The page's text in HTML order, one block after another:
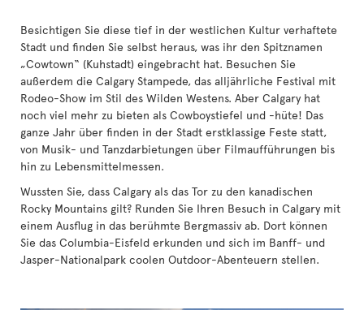
Besichtigen Sie diese tief in der westlichen Kultur verhaftete
Stadt und finden Sie selbst heraus, was ihr den Spitznamen
„Cowtown“ (Kuhstadt) eingebracht hat. Besuchen Sie
außerdem die Calgary Stampede, das alljährliche Festival mit
Rodeo-Show im Stil des Wilden Westens. Aber Calgary hat
noch viel mehr zu bieten als Cowboystiefel und -hüte! Das
ganze Jahr über finden in der Stadt erstklassige Feste statt,
von Musik- und Tanzdarbietungen über Filmaufführungen bis
hin zu Lebensmittelmessen.
Wussten Sie, dass Calgary als das Tor zu den kanadischen
Rocky Mountains gilt? Runden Sie Ihren Besuch in Calgary mit
einem Ausflug in das berühmte Bergmassiv ab. Dort können
Sie das Columbia-Eisfeld erkunden und sich im Banff- und
Jasper-Nationalpark coolen Outdoor-Abenteuern stellen.